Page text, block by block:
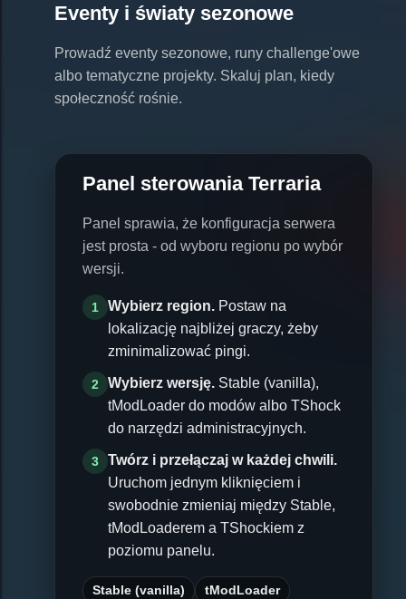
Eventy i światy sezonowe
Prowadź eventy sezonowe, runy challenge'owe
albo tematyczne projekty. Skaluj plan, kiedy
społeczność rośnie.
Panel sterowania Terraria
Panel sprawia, że konfiguracja serwera
jest prosta - od wyboru regionu po wybór
wersji.
1 Wybierz region. Postaw na
lokalizację najbliżej graczy, żeby
zminimalizować pingi.
2 Wybierz wersję. Stable (vanilla),
tModLoader do modów albo TShock
do narzędzi administracyjnych.
3
Twórz i przełączaj w każdej chwili.
Uruchom jednym kliknięciem i
swobodnie zmieniaj między Stable,
tModLoaderem a TShockiem z
poziomu panelu.
Stable (vanilla) tModLoader